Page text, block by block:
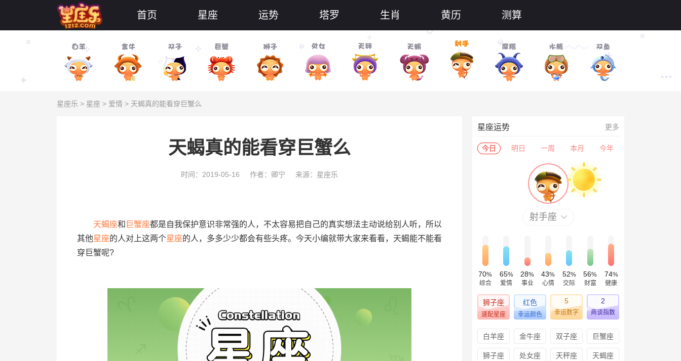
首页 星座 运势 塔罗 生肖 黄历 测算
星座乐 > 星座 > 爱情 > 天蝎真的能看穿巨蟹么
天蝎真的能看穿巨蟹么
时间：2019-05-16 作者：卿宁 来源：星座乐
天蝎座和 巨蟹座都是自我保护意识非常强的人，不太容易把自己的真实想法主动说给别人听，所以
其他星座的人对上这两个星座的人，多多少少都会有些头疼。今天小编就带大家来看看，天蝎能不能看
穿巨蟹呢?
星座运势 更多
今日 明日 一周 本月 今年
射手座
70%
综合
65%
爱情
28%
事业
43%
心情
52%
交际
56%
财富
74%
健康
狮子座
速配星座
红色
幸运颜色
5
幸运数字
2
商谈指数
白羊座 金牛座 双子座 巨蟹座
狮子座 处女座 天秤座 天蝎座